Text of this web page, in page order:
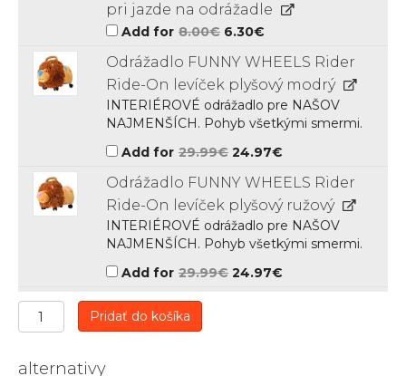
pri jazde na odrážadle
Add for 8.00€ Original
price
8.00€.
6.30€
6.30€.
Odrážadlo FUNNY WHEELS Rider
Ride-On levíček plyšový modrý
INTERIÉROVÉ odrážadlo pre NAŠOV
NAJMENŠÍCH. Pohyb všetkými smermi.
Add for 29.99€ Original
price
29.99€.
24.97€
24.97€.
Odrážadlo FUNNY WHEELS Rider
Ride-On levíček plyšový ružový
INTERIÉROVÉ odrážadlo pre NAŠOV
NAJMENŠÍCH. Pohyb všetkými smermi.
Add for 29.99€ Original
price
was:
24.97€
is:
množstvo
Odrážadlo
WHEELS
Pridať do košíka
alternativy